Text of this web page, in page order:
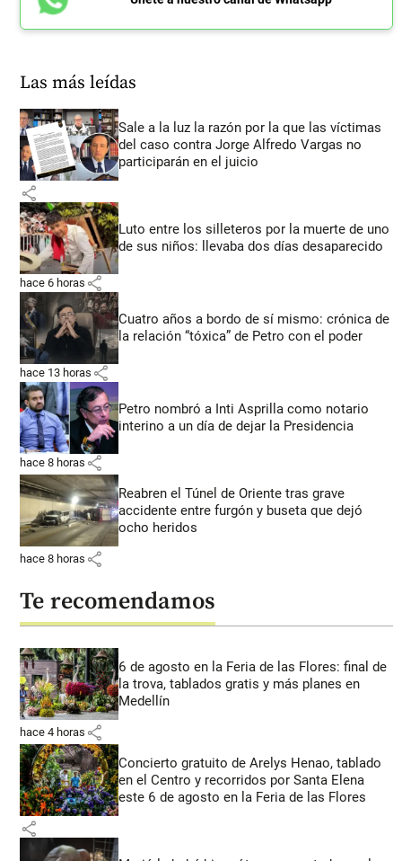
Las más leídas
Sale a la luz la razón por la que las víctimas
del caso contra Jorge Alfredo Vargas no
participarán en el juicio
share
Luto entre los silleteros por la muerte de uno
de sus niños: llevaba dos días desaparecido
hace 6 horas share
Cuatro años a bordo de sí mismo: crónica de
la relación “tóxica” de Petro con el poder
hace 13 horas share
Petro nombró a Inti Asprilla como notario
interino a un día de dejar la Presidencia
hace 8 horas share
Reabren el Túnel de Oriente tras grave
accidente entre furgón y buseta que dejó
ocho heridos
hace 8 horas share
Te recomendamos
6 de agosto en la Feria de las Flores: final de
la trova, tablados gratis y más planes en
Medellín
hace 4 horas share
Concierto gratuito de Arelys Henao, tablado
en el Centro y recorridos por Santa Elena
este 6 de agosto en la Feria de las Flores
share